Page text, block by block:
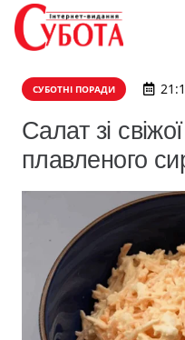
СУБОТНІ ПОРАДИ
Салат зі
плавленого